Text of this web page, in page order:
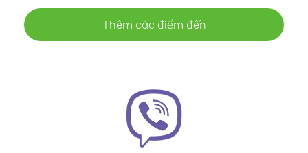
Thêm các điểm đến